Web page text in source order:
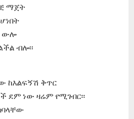
ማጀት
ውሎ
ብሎ፡፡
ከእልፍኝሽ ቅጥር
ደም ነው ዛሬም የሚገብር፡፡